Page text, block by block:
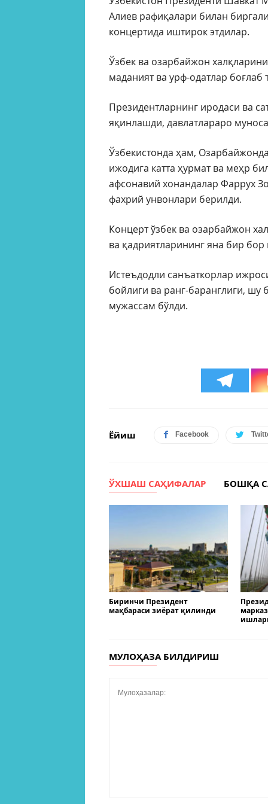
Алиев рафиқалари билан
концертида иштирок этдилар.
Ўзбек ва озарбайжон
маданият ва урф-одатлар боғлаб
Президентларнинг иродаси ва
яқинлашди, давлатлараро
Ўзбекистонда ҳам,
ижодига катта ҳурмат ва меҳр
афсонавий хонандалар Фаррух
фахрий унвонлари берилди.
Концерт ўзбек ва озарбайжон
ва қадриятларининг яна бир бор
Истеъдодли санъаткорлар
бойлиги ва ранг-баранглиги, шу
мужассам бўлди.
Ёйиш Facebook
ЎХШАШ САҲИФАЛАР БОШҚА
Биринчи Президент
мақбараси зиёрат қилинди
МУЛОҲАЗА БИЛДИРИШ